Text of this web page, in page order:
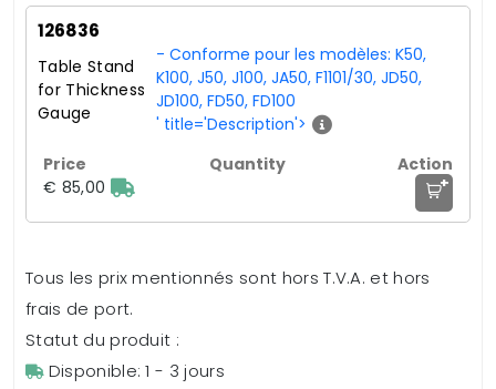
126836
Table Stand
for Thickness
Gauge
- Conforme pour les modèles: K50,
K100, J50, J100, JA50, F1101/30, JD50,
JD100, FD50, FD100
' title='Description'>
€ 85,00 +
Tous les prix mentionnés sont hors T.V.A. et hors
frais de port.
Statut du produit :
Disponible: 1 - 3 jours